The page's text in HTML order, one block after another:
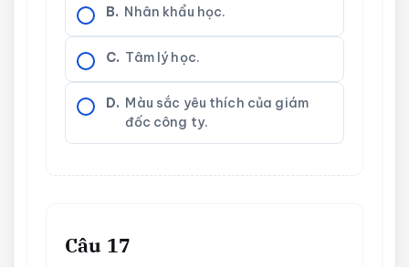
B. Nhân khẩu học.
C. Tâm lý học.
D. Màu sắc yêu thích của giám
đốc công ty.
Câu 17